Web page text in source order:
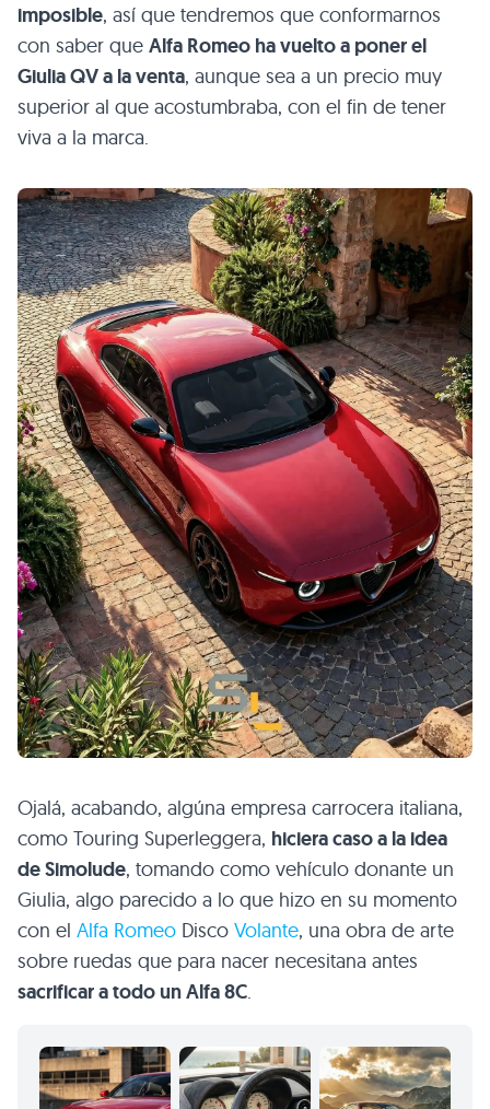
imposible, así que tendremos que conformarnos
con saber que Alfa Romeo ha vuelto a poner el
Giulia QV a la venta, aunque sea a un precio muy
superior al que acostumbraba, con el fin de tener
viva a la marca.
Ojalá, acabando, algúna empresa carrocera italiana,
como Touring Superleggera, hiciera caso a la idea
de Simolude, tomando como vehículo donante un
Giulia, algo parecido a lo que hizo en su momento
con el Alfa Romeo Disco Volante, una obra de arte
sobre ruedas que para nacer necesitana antes
sacrificar a todo un Alfa 8C.